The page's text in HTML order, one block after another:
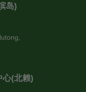
岛)
心(北赖)